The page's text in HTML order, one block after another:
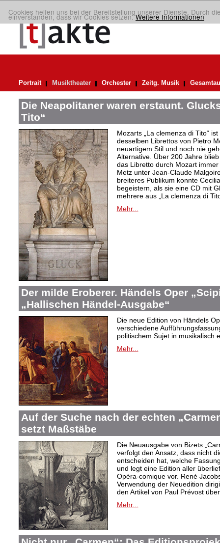
Cookies helfen uns bei der Bereitstellung unserer Dienste. Durch
einverstanden, dass wir Cookies setzen.Weitere Informationen
Portrait Musiktheater Orchester Zeitg. Musik
Die Neapolitaner waren erstaunt.
Tito“
Mozarts „La clemenza di Tito“
desselben Librettos von Pietro
neuartigem Stil und noch nie
Alternative. Über 200 Jahre
das Libretto durch Mozart
Metz unter Jean-Claude
breiteres Publikum konnte
begeistern, als sie eine CD mit
mehrere aus „La clemenza di
Mehr...
Der milde Eroberer. Händels Oper
„Hallischen Händel-Ausgabe“
Die neue Edition von Händels
verschiedene
politischem Sujet in musikalisch
Mehr...
Auf der Suche nach der echten
setzt Maßstäbe
Die Neuausgabe von Bizets
verfolgt den Ansatz, dass nicht
entscheiden hat, welche
und legt eine Edition aller
Opéra-comique vor. René
Verwendung der Neuedition
den Artikel von Paul Prévost
Mehr...